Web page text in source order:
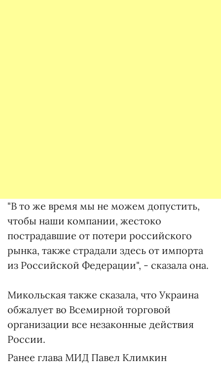
"В то же время мы не можем допустить,
чтобы наши компании, жестоко
пострадавшие от потери российского
рынка, также страдали здесь от импорта
из Российской Федерации", - сказала она.
Микольская также сказала, что Украина
обжалует во Всемирной торговой
организации все незаконные действия
России.
Ранее глава МИД Павел Климкин